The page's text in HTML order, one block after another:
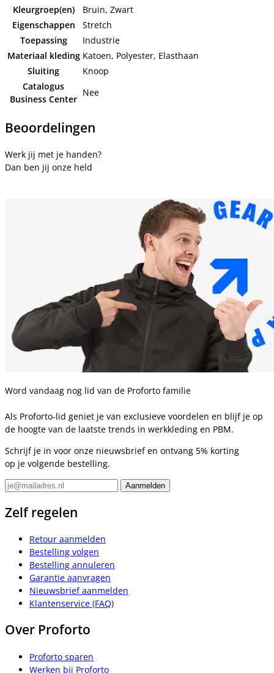
Kleurgroep(en)
Bruin, Zwart
Eigenschappen
Stretch
Toepassing
Industrie
Materiaal kleding Katoen, Polyester, Elasthaan
Sluiting
Knoop
Catalogus
Business Center
Nee
Beoordelingen
Werk jij met je handen?
Dan ben jij onze held
Word vandaag nog lid van de Proforto familie
Als Proforto-lid geniet je van exclusieve voordelen en blijf je op
de hoogte van de laatste trends in werkkleding en PBM.
Schrijf je in voor onze nieuwsbrief en ontvang 5% korting
op je volgende bestelling.
Zelf regelen
Retour aanmelden
Bestelling volgen
Bestelling annuleren
Garantie aanvragen
Nieuwsbrief aanmelden
Klantenservice (FAQ)
Over Proforto
Proforto sparen
Werken bij Proforto